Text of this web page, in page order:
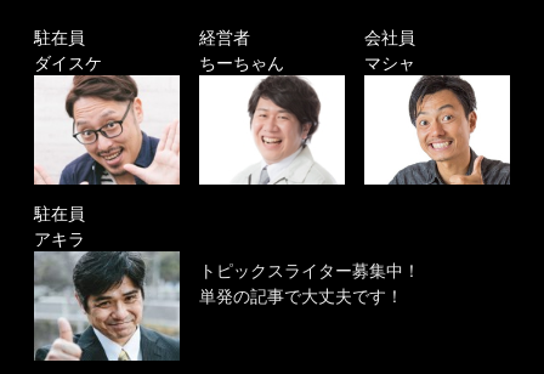
駐在員
ダイスケ
経営者
ちーちゃん
会社員
マシャ
駐在員
アキラ
トピックスライター募集中！
単発の記事で大丈夫です！